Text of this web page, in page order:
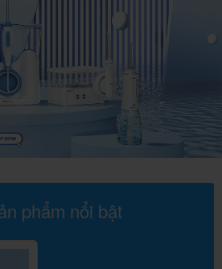
phẩm nổi bật